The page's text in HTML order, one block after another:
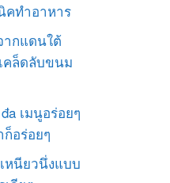
คทำอาหาร
กแดนใต้
คล็ดลับขนม
เมนูอร่อยๆ
อร่อยๆ
หนียวนึ่งแบบ